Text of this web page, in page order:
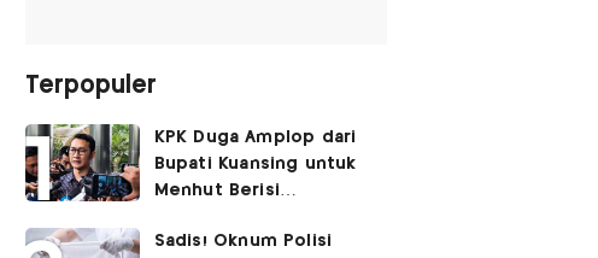
Terpopuler
KPK Duga Amplop dari
Bupati Kuansing untuk
Menhut Berisi
Pengembaliannya
Sadis! Oknum Polisi